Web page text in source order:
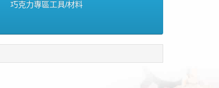
巧克力專區工具/材料